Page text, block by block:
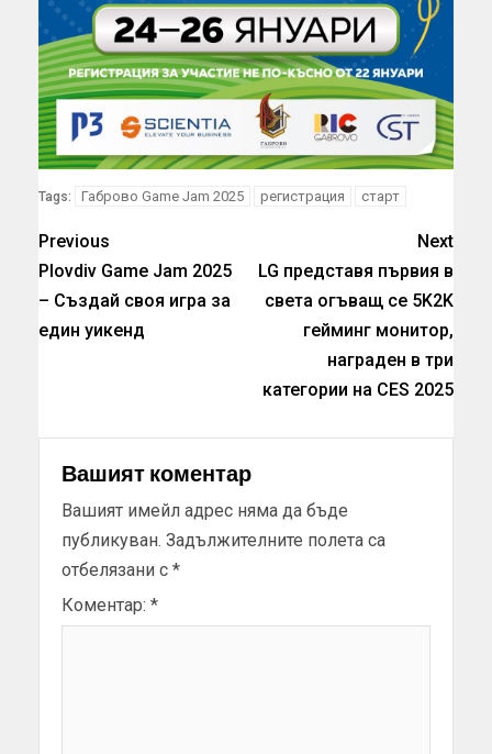
Tags: Габрово Game Jam 2025 регистрация старт
Previous
Plovdiv Game Jam 2025
– Създай своя игра за
един уикенд
Next
LG представя първия в
света огъващ се 5K2K
гейминг монитор,
награден в три
категории на CES 2025
Вашият коментар
Вашият имейл адрес няма да бъде
публикуван. Задължителните полета са
отбелязани с *
Коментар: *